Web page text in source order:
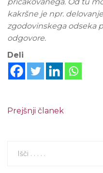
kakršne je npr.
zgodovinskega odseka
odgovore.
Deli
Prejšnji članek